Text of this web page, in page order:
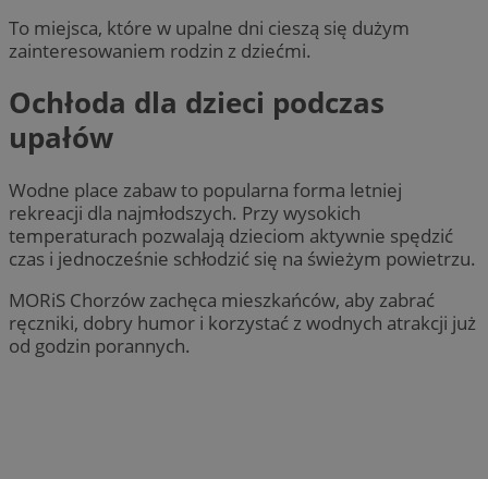
To miejsca, które w upalne dni cieszą się dużym
zainteresowaniem rodzin z dziećmi.
Ochłoda dla dzieci podczas
upałów
Wodne place zabaw to popularna forma letniej
rekreacji dla najmłodszych. Przy wysokich
temperaturach pozwalają dzieciom aktywnie spędzić
czas i jednocześnie schłodzić się na świeżym powietrzu.
MORiS Chorzów zachęca mieszkańców, aby zabrać
ręczniki, dobry humor i korzystać z wodnych atrakcji już
od godzin porannych.